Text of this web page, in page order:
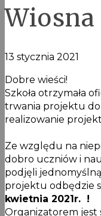
Wiosna
13 stycznia 2021
Dobre wieści!
Szkoła otrzymała
trwania projektu
realizowanie
Ze względu na
dobro uczniów i
podjęli
projektu odbędzie
kwietnia 2021r. !
Organizatorem jest